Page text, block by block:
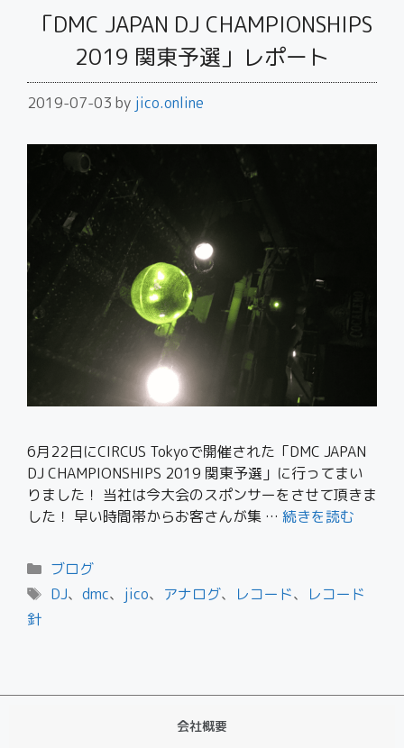
「DMC JAPAN DJ CHAMPIONSHIPS
2019 関東予選」レポート
2019-07-03 by jico.online
6月22日にCIRCUS Tokyoで開催された「DMC JAPAN
DJ CHAMPIONSHIPS 2019 関東予選」に行ってまい
りました！ 当社は今大会のスポンサーをさせて頂きま
した！ 早い時間帯からお客さんが集 … 続きを読む
ブログ
DJ、 dmc、 jico、 アナログ、 レコード、
レコード
針
会社概要